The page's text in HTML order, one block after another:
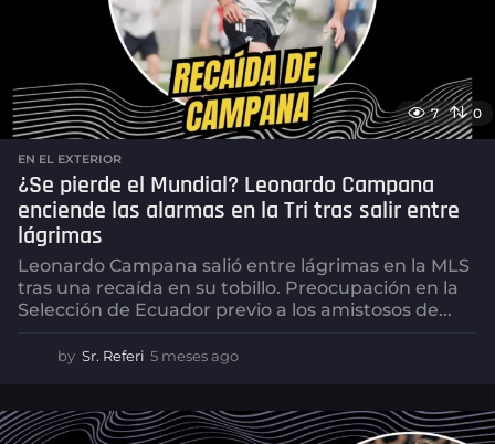
7 0
EN EL EXTERIOR
¿Se pierde el Mundial? Leonardo Campana
enciende las alarmas en la Tri tras salir entre
lágrimas
Leonardo Campana salió entre lágrimas en la MLS
tras una recaída en su tobillo. Preocupación en la
Selección de Ecuador previo a los amistosos de...
by Sr. Referi 5 meses ago
s
e